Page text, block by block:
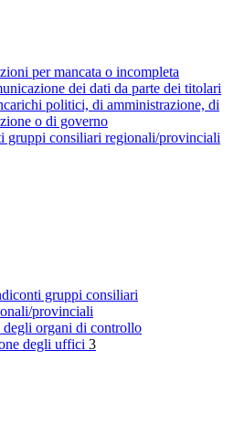
per mancata o incompleta
dei dati da parte dei titolari
politici, di amministrazione, di
o di governo
gruppi consiliari regionali/provinciali
gruppi consiliari
provinciali
organi di controllo
degli uffici 3